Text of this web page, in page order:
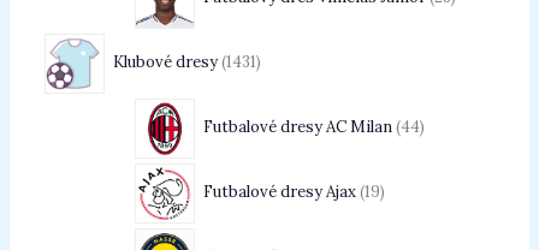
Klubové dresy 1431
Futbalové dresy AC Milan 44
Futbalové dresy Ajax 19